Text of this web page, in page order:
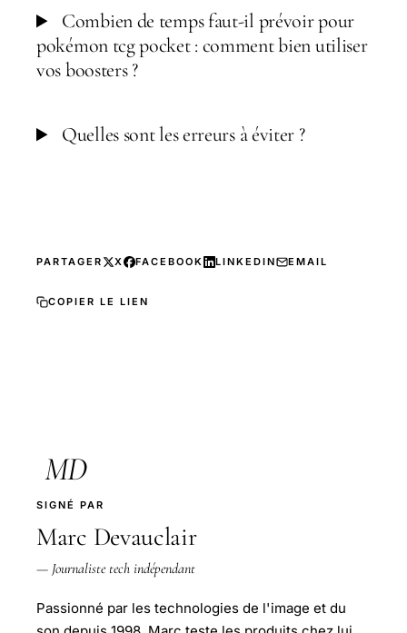
Combien de temps faut-il prévoir pour
pokémon tcg pocket : comment bien utiliser
vos boosters ?
Quelles sont les erreurs à éviter ?
PARTAGER X FACEBOOK LINKEDIN EMAIL
COPIER LE LIEN
MD
SIGNÉ PAR
Marc Devauclair
— Journaliste tech indépendant
Passionné par les technologies de l'image et du